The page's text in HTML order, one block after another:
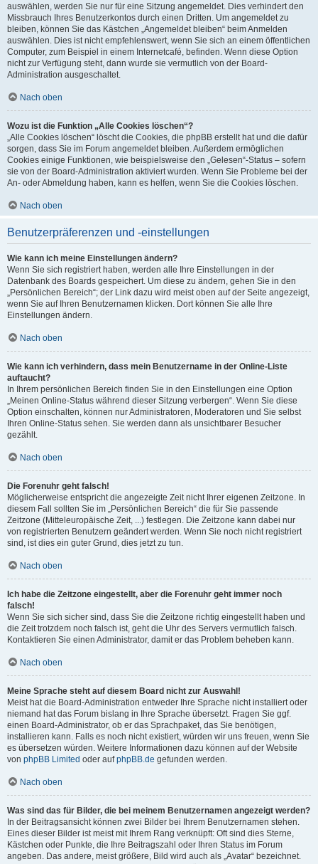
auswählen, werden Sie nur für eine Sitzung angemeldet. Dies verhindert den
Missbrauch Ihres Benutzerkontos durch einen Dritten. Um angemeldet zu
bleiben, können Sie das Kästchen „Angemeldet bleiben“ beim Anmelden
auswählen. Dies ist nicht empfehlenswert, wenn Sie sich an einem öffentlichen
Computer, zum Beispiel in einem Internetcafé, befinden. Wenn diese Option
nicht zur Verfügung steht, dann wurde sie vermutlich von der Board-
Administration ausgeschaltet.
Nach oben
Wozu ist die Funktion „Alle Cookies löschen“?
„Alle Cookies löschen“ löscht die Cookies, die phpBB erstellt hat und die dafür
sorgen, dass Sie im Forum angemeldet bleiben. Außerdem ermöglichen
Cookies einige Funktionen, wie beispielsweise den „Gelesen“-Status – sofern
sie von der Board-Administration aktiviert wurden. Wenn Sie Probleme bei der
An- oder Abmeldung haben, kann es helfen, wenn Sie die Cookies löschen.
Nach oben
Benutzerpräferenzen und -einstellungen
Wie kann ich meine Einstellungen ändern?
Wenn Sie sich registriert haben, werden alle Ihre Einstellungen in der
Datenbank des Boards gespeichert. Um diese zu ändern, gehen Sie in den
„Persönlichen Bereich“; der Link dazu wird meist oben auf der Seite angezeigt,
wenn Sie auf Ihren Benutzernamen klicken. Dort können Sie alle Ihre
Einstellungen ändern.
Nach oben
Wie kann ich verhindern, dass mein Benutzername in der Online-Liste
auftaucht?
In Ihrem persönlichen Bereich finden Sie in den Einstellungen eine Option
„Meinen Online-Status während dieser Sitzung verbergen“. Wenn Sie diese
Option einschalten, können nur Administratoren, Moderatoren und Sie selbst
Ihren Online-Status sehen. Sie werden dann als unsichtbarer Besucher
gezählt.
Nach oben
Die Forenuhr geht falsch!
Möglicherweise entspricht die angezeigte Zeit nicht Ihrer eigenen Zeitzone. In
diesem Fall sollten Sie im „Persönlichen Bereich“ die für Sie passende
Zeitzone (Mitteleuropäische Zeit, ...) festlegen. Die Zeitzone kann dabei nur
von registrierten Benutzern geändert werden. Wenn Sie noch nicht registriert
sind, ist dies ein guter Grund, dies jetzt zu tun.
Nach oben
Ich habe die Zeitzone eingestellt, aber die Forenuhr geht immer noch
falsch!
Wenn Sie sich sicher sind, dass Sie die Zeitzone richtig eingestellt haben und
die Zeit trotzdem noch falsch ist, geht die Uhr des Servers vermutlich falsch.
Kontaktieren Sie einen Administrator, damit er das Problem beheben kann.
Nach oben
Meine Sprache steht auf diesem Board nicht zur Auswahl!
Meist hat die Board-Administration entweder Ihre Sprache nicht installiert oder
niemand hat das Forum bislang in Ihre Sprache übersetzt. Fragen Sie ggf.
einen Board-Administrator, ob er das Sprachpaket, das Sie benötigen,
installieren kann. Falls es noch nicht existiert, würden wir uns freuen, wenn Sie
es übersetzen würden. Weitere Informationen dazu können auf der Website
von phpBB Limited oder aufphpBB.de gefunden werden.
Nach oben
Was sind das für Bilder, die bei meinem Benutzernamen angezeigt werden?
In der Beitragsansicht können zwei Bilder bei Ihrem Benutzernamen stehen.
Eines dieser Bilder ist meist mit Ihrem Rang verknüpft: Oft sind dies Sterne,
Kästchen oder Punkte, die Ihre Beitragszahl oder Ihren Status im Forum
angeben. Das andere, meist größere, Bild wird auch als „Avatar“ bezeichnet.